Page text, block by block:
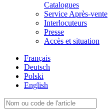
Catalogues
Service Après-vente
Interlocuteurs
Presse
Accès et situation
Français
Deutsch
Polski
English